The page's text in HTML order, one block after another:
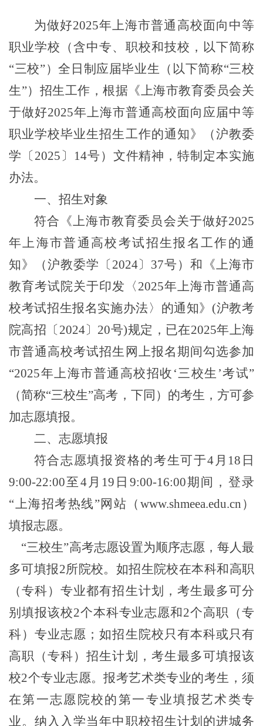
为做好2025年上海市普通高校面向中等
职业学校（含中专、职校和技校，以下简称
“三校”）全日制应届毕业生（以下简称“三校
生”）招生工作，根据《上海市教育委员会关
于做好2025年上海市普通高校面向应届中等
职业学校毕业生招生工作的通知》
（沪教委
学〔 2025 〕 14号） 文件精神，特制定本实施
办法。
一、招生对象
符合《上海市教育委员会关于做好2025
年上海市普通高校考试招生报名工作的通
知》（沪教委学〔2024〕 37号）和《上海市
教育考试院关于印发〈 2025年上海市普通高
校考试招生报名实施办法〉的通知》(沪教考
院高招〔2024〕 20号)规定，已在2025年上海
市普通高校考试招生网上报名期间勾选参加
“2025年上海市普通高校招收‘三校生’考试”
（简称“三校生”高考，下同）的考生，方可参
加志愿填报。
二、志愿填报
符合志愿填报资格的考生可于4月 18 日
9:00-22:00至4月 19 日9:00-16:00期间，登录
“上海招考热线”网站（www.shmeea.edu.cn）
填报志愿。
“三校生”高考志愿设置为顺序志愿，每人最
多可填报2所院校。如招生院校在本科和高职
（专科）专业都有招生计划，考生最多可分
别填报该校2个本科专业志愿和2个高职（专
科）专业志愿；如招生院校只有本科或只有
高职（专科）招生计划，考生最多可填报该
校2个专业志愿。报考艺术类专业的考生，须
在第一志愿院校的第一专业填报艺术类专
业。纳入入学当年中职校招生计划的进城务